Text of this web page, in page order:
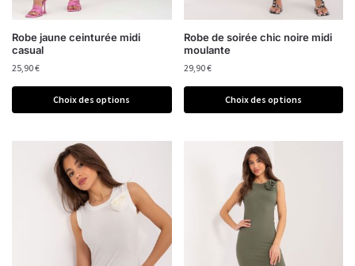
Robe jaune ceinturée midi
casual
25,90€
Choix des options
Robe de soirée chic noire midi
moulante
29,90€
Choix des options